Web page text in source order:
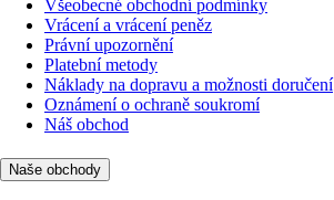
Všeobecné obchodní podmínky
Vrácení a vrácení peněz
Právní upozornění
Platební metody
Náklady na dopravu a možnosti doručení
Oznámení o ochraně soukromí
Náš obchod
Naše obchody